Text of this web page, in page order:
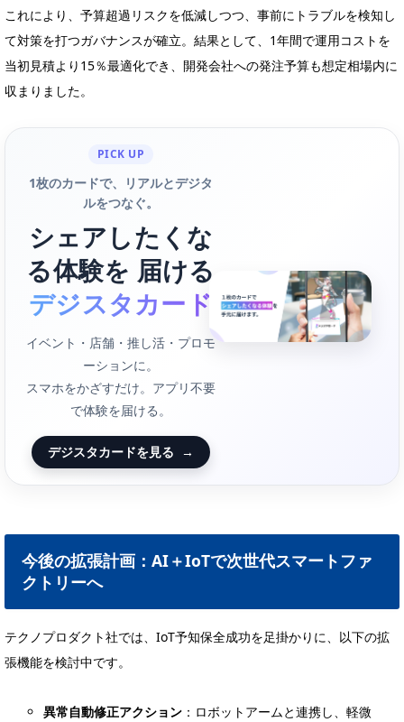
これにより、予算超過リスクを低減しつつ、事前にトラブルを検知し
て対策を打つガバナンスが確立。結果として、1年間で運用コストを
当初見積より15％最適化でき、開発会社への発注予算も想定相場内に
収まりました。
PICK UP
1枚のカードで、リアルとデジタ
ルをつなぐ。
シェアしたくな
る体験を 届ける
デジスタカード
イベント・店舗・推し活・プロモ
ーションに。
スマホをかざすだけ。アプリ不要
で体験を届ける。
デジスタカードを見る →
今後の拡張計画：AI＋IoTで次世代スマートファ
クトリーへ
テクノプロダクト社では、IoT予知保全成功を足掛かりに、以下の拡
張機能を検討中です。
異常自動修正アクション ：ロボットアームと連携し、軽微